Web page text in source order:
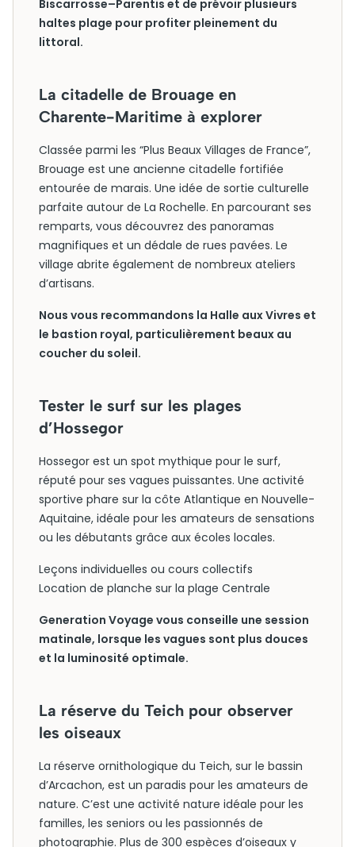
Biscarrosse–Parentis et de prévoir plusieurs
haltes plage pour profiter pleinement du
littoral.
La citadelle de Brouage en
Charente-Maritime à explorer
Classée parmi les “Plus Beaux Villages de France”,
Brouage est une ancienne citadelle fortifiée
entourée de marais. Une idée de sortie culturelle
parfaite autour de La Rochelle. En parcourant ses
remparts, vous découvrez des panoramas
magnifiques et un dédale de rues pavées. Le
village abrite également de nombreux ateliers
d’artisans.
Nous vous recommandons la Halle aux Vivres et
le bastion royal, particulièrement beaux au
coucher du soleil.
Tester le surf sur les plages
d’Hossegor
Hossegor est un spot mythique pour le surf,
réputé pour ses vagues puissantes. Une activité
sportive phare sur la côte Atlantique en Nouvelle-
Aquitaine, idéale pour les amateurs de sensations
ou les débutants grâce aux écoles locales.
Leçons individuelles ou cours collectifs
Location de planche sur la plage Centrale
Generation Voyage vous conseille une session
matinale, lorsque les vagues sont plus douces
et la luminosité optimale.
La réserve du Teich pour observer
les oiseaux
La réserve ornithologique du Teich, sur le bassin
d’Arcachon, est un paradis pour les amateurs de
nature. C’est une activité nature idéale pour les
familles, les seniors ou les passionnés de
photographie. Plus de 300 espèces d’oiseaux y